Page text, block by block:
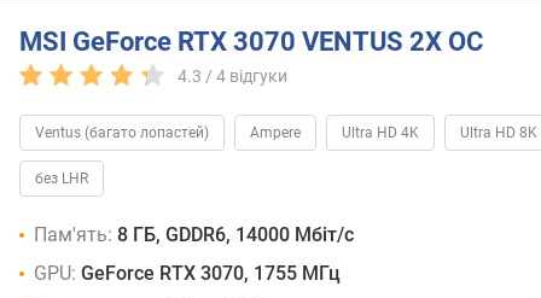
MSI GeForce RTX 3070 VENTUS 2X OC
4.3 /4 відгуки
Ventus (багато лопастей) Ampere Ultra HD 4K Ultra HD 8K
без LHR
Пам'ять: 8 ГБ, GDDR6, 14000 Мбіт/с
GPU: GeForce RTX 3070, 1755 МГц